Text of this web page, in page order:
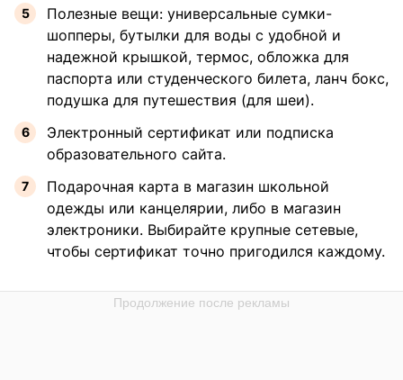
Полезные вещи: универсальные сумки-
шопперы, бутылки для воды с удобной и
надежной крышкой, термос, обложка для
паспорта или студенческого билета, ланч бокс,
подушка для путешествия (для шеи).
Электронный сертификат или подписка
образовательного сайта.
Подарочная карта в магазин школьной
одежды или канцелярии, либо в магазин
электроники. Выбирайте крупные сетевые,
чтобы сертификат точно пригодился каждому.